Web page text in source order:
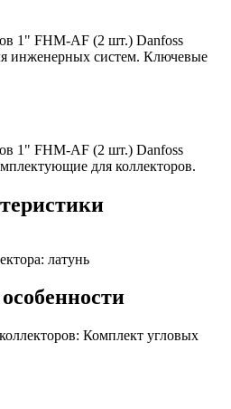
1" FHM-AF (2 шт.) Danfoss
инженерных систем. Ключевые
1" FHM-AF (2 шт.) Danfoss
для коллекторов.
латунь
Комплект угловых